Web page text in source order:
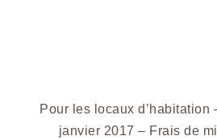
Pour les locaux d’habitation
janvier 2017 – Frais de